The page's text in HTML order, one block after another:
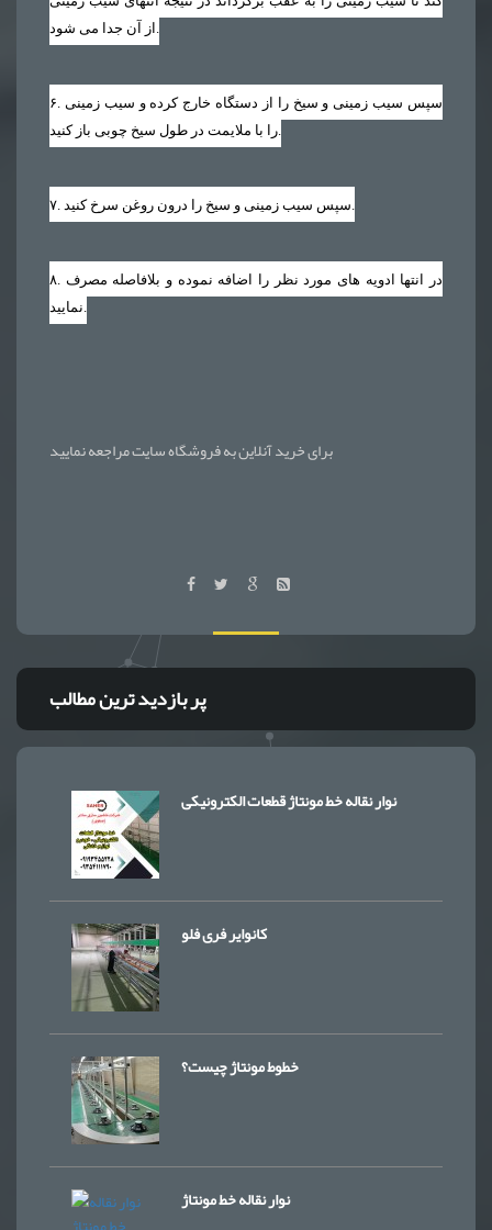
۶
۷
۸
برای خرید آنلاین به فروشگاه سایت مراجعه نمایید
پر بازدید ترین مطالب
نوار نقاله خط مونتاژ قطعات الکترونیکی
کانوایر فری فلو
خطوط مونتاژ چیست؟
نوار نقاله خط مونتاژ